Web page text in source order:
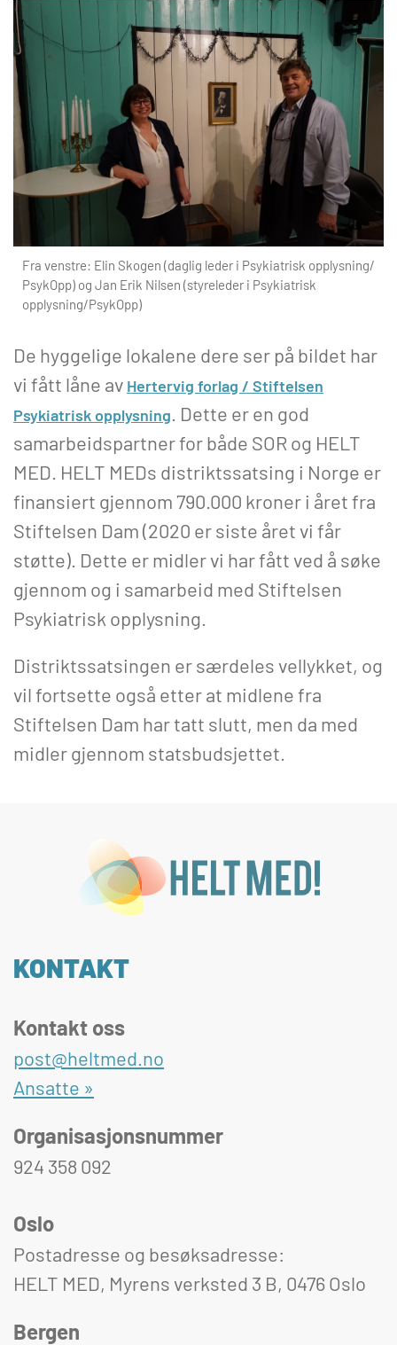
Fra venstre: Elin Skogen (daglig leder i Psykiatrisk opplysning/
PsykOpp) og Jan Erik Nilsen (styreleder i Psykiatrisk
opplysning/PsykOpp)
De hyggelige lokalene dere ser på bildet har
vi fått låne av Hertervig forlag / Stiftelsen
Psykiatrisk opplysning. Dette er en god
samarbeidspartner for både SOR og HELT
MED. HELT MEDs distriktssatsing i Norge er
finansiert gjennom 790.000 kroner i året fra
Stiftelsen Dam (2020 er siste året vi får
støtte). Dette er midler vi har fått ved å søke
gjennom og i samarbeid med Stiftelsen
Psykiatrisk opplysning.
Distriktssatsingen er særdeles vellykket, og
vil fortsette også etter at midlene fra
Stiftelsen Dam har tatt slutt, men da med
midler gjennom statsbudsjettet.
KONTAKT
Kontakt oss
post@heltmed.no
Ansatte »
Organisasjonsnummer
924 358 092
Oslo
Postadresse og besøksadresse:
HELT MED, Myrens verksted 3 B, 0476 Oslo
Bergen